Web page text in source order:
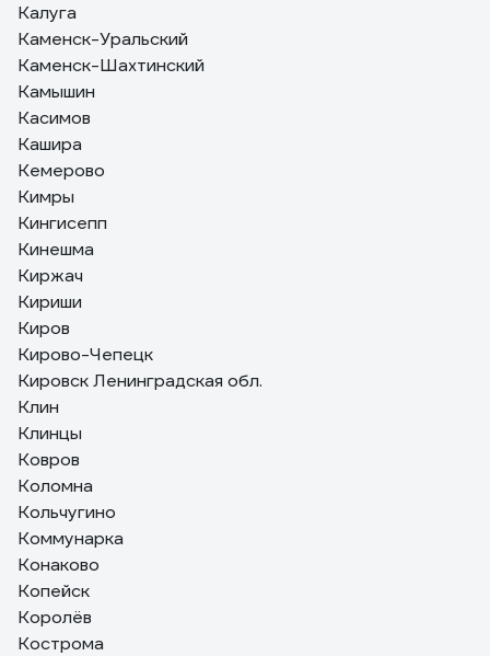
Калуга
Каменск-Уральский
Каменск-Шахтинский
Камышин
Касимов
Кашира
Кемерово
Кимры
Кингисепп
Кинешма
Киржач
Кириши
Киров
Кирово-Чепецк
Кировск Ленинградская обл.
Клин
Клинцы
Ковров
Коломна
Кольчугино
Коммунарка
Конаково
Копейск
Королёв
Кострома